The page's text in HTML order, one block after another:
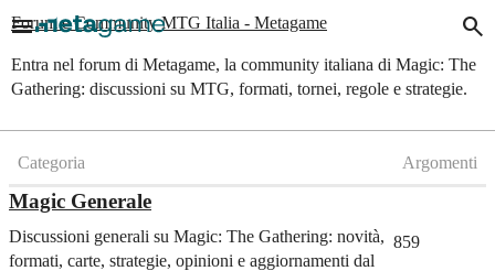
menu search
Forum e Community MTG Italia - Metagame
Entra nel forum di Metagame, la community italiana di Magic: The
Gathering: discussioni su MTG, formati, tornei, regole e strategie.
Categoria Argomenti
Magic Generale
Discussioni generali su Magic: The Gathering: novità,
formati, carte, strategie, opinioni e aggiornamenti dal
859